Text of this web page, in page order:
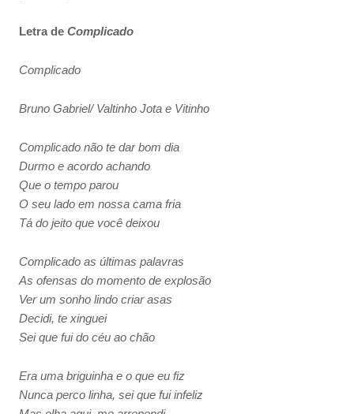
Letra de Complicado
Complicado
Bruno Gabriel/ Valtinho Jota e Vitinho
Complicado não te dar bom dia
Durmo e acordo achando
Que o tempo parou
O seu lado em nossa cama fria
Tá do jeito que você deixou
Complicado as últimas palavras
As ofensas do momento de explosão
Ver um sonho lindo criar asas
Decidi, te xinguei
Sei que fui do céu ao chão
Era uma briguinha e o que eu fiz
Nunca perco linha, sei que fui infeliz